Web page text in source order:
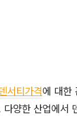
서티가격에 대한
다양한 산업에서